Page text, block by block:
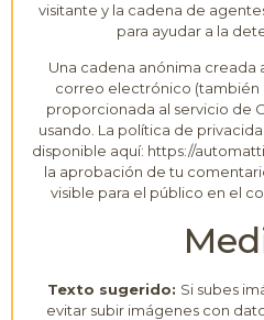
visitante y la cadena de
para ayudar a la
Una cadena anónima
correo electrónico (también
proporcionada al servicio de
usando. La política de
disponible aquí: https://
la aprobación de tu
visible para el público en el
Texto sugerido: Si subes
evitar subir imágenes con